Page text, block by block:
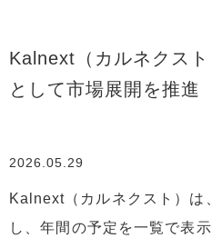
Kalnext（カルネクス
として市場展開を推進
2026.05.29
Kalnext（カルネクスト）は
し、年間の予定を一覧で表